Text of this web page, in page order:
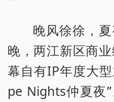
晚风徐徐，
晚，两江新区商
幕自有IP年度大
pe Nights仲夏夜